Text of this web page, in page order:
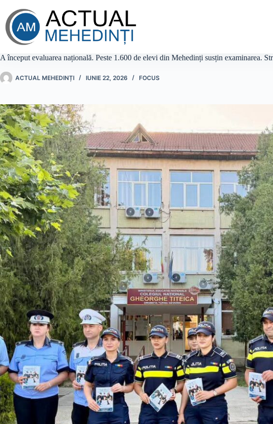
conținut
A început evaluarea națională. Peste 1.600 de elevi din Mehedinți susțin examinarea.
ACTUAL MEHEDINȚI IUNIE 22, 2026 FOCUS